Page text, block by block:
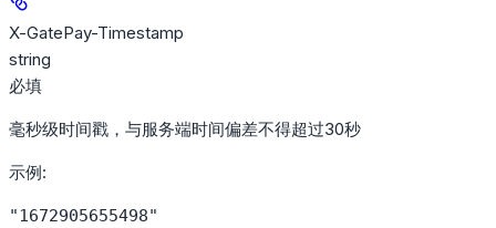
X-GatePay-Timestamp
string
必填
毫秒级时间戳，与服务端时间偏差不得超过30秒
示例:
"1672905655498"